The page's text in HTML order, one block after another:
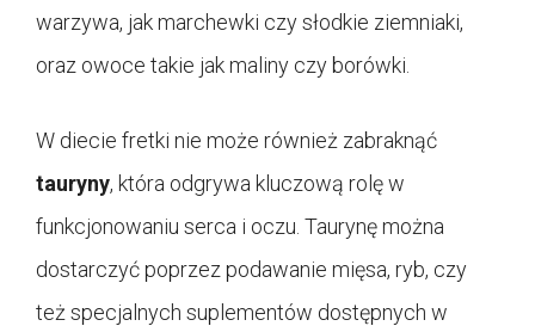
warzywa, jak marchewki czy słodkie ziemniaki,
oraz owoce takie jak maliny czy borówki.
W diecie fretki nie może również zabraknąć
tauryny, która odgrywa kluczową rolę w
funkcjonowaniu serca i oczu. Taurynę można
dostarczyć poprzez podawanie mięsa, ryb, czy
też specjalnych suplementów dostępnych w